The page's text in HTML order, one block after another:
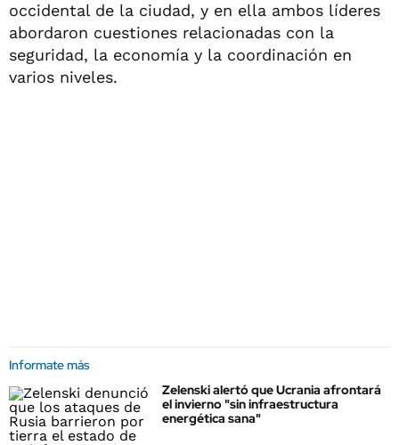
occidental de la ciudad, y en ella ambos líderes
abordaron cuestiones relacionadas con la
seguridad, la economía y la coordinación en
varios niveles.
Informate más
Zelenski alertó que Ucrania afrontará
el invierno "sin infraestructura
energética sana"